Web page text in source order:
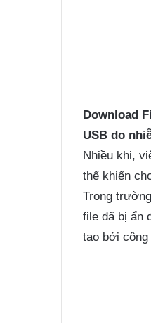
Download
USB do
Nhiều khi,
thể khiến
Trong
file đã bị ẩn
tạo bởi công